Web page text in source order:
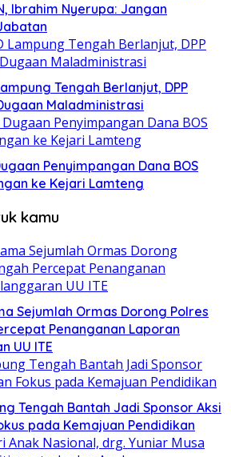
Ibrahim Nyerupa: Jangan
Tengah Berlanjut, DPP
Maladministrasi
Penyimpangan Dana BOS
ke Kejari Lamteng
kamu
Sejumlah Ormas Dorong Polres
Penanganan Laporan
UU ITE
Tengah Bantah Jadi Sponsor Aksi
pada Kemajuan Pendidikan